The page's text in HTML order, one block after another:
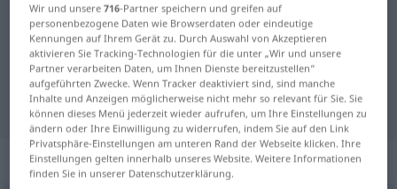
Deutsch-Spanisch Übersetzung für
"Widerlager"
"Widerlager" Spanisch Übersetzung
„Widerlager“: Neutrum
Wir und unsere716-Partner speichern und greifen auf
personenbezogene Daten wie Browserdaten oder eindeutige
Kennungen auf Ihrem Gerät zu. Durch Auswahl von Akzeptieren
aktivieren Sie Tracking-Technologien für die unter „Wir und unsere
Partner verarbeiten Daten, um Ihnen Dienste bereitzustellen“
aufgeführten Zwecke. Wenn Tracker deaktiviert sind, sind manche
Inhalte und Anzeigen möglicherweise nicht mehr so relevant für Sie. Sie
können dieses Menü jederzeit wieder aufrufen, um Ihre Einstellungen zu
ändern oder Ihre Einwilligung zu widerrufen, indem Sie auf den Link
Privatsphäre-Einstellungen am unteren Rand der Webseite klicken. Ihre
Einstellungen gelten innerhalb unseres Website. Weitere Informationen
finden Sie in unserer Datenschutzerklärung.